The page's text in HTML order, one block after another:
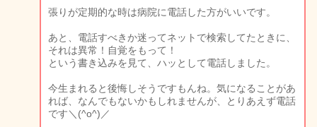
張りが定期的な時は病院に電話した方がいいです。
あと、電話すべきか迷ってネットで検索してたときに、
それは異常！自覚をもって！
という書き込みを見て、ハッとして電話しました。
今生まれると後悔しそうですもんね。気になることがあ
れば、なんでもないかもしれませんが、とりあえず電話
です＼(^o^)／